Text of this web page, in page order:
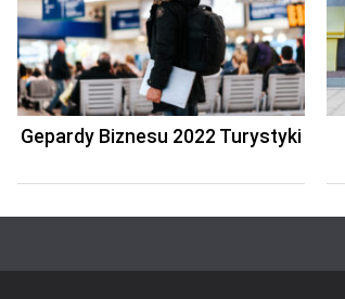
Gepardy Biznesu 2022 Turystyki